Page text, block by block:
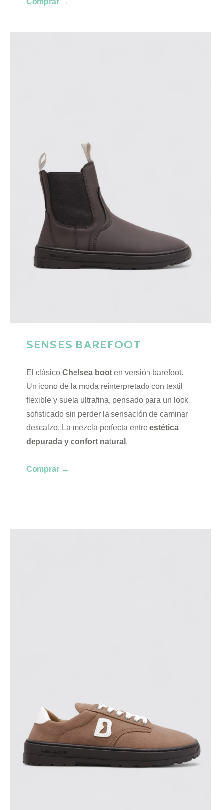
Comprar →
SENSES BAREFOOT
El clásico Chelsea booten versión barefoot.
Un icono de la moda reinterpretado con textil
flexible y suela ultrafina, pensado para un look
sofisticado sin perder la sensación de caminar
descalzo. La mezcla perfecta entre estética
depurada y confort natural .
Comprar →